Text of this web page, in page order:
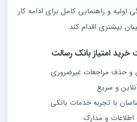
اولیه و راهنمایی کامل برای ادامه کار
بیشتری اقدام کند.
امتیاز بانک رسالت
و حذف مراجعات غیرضروری
و سریع
با تجربه خدمات بانکی
و مدارک